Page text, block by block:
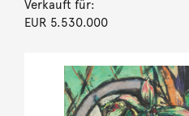
Verkauft für:
EUR 5.530.000